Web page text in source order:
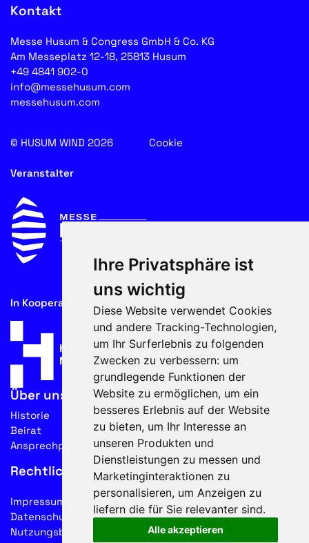
Ihre Privatsphäre ist
uns wichtig
Diese Website verwendet Cookies
und andere Tracking-Technologien,
um Ihr Surferlebnis zu folgenden
Zwecken zu verbessern: um
grundlegende Funktionen der
Website zu ermöglichen, um ein
besseres Erlebnis auf der Website
zu bieten, um Ihr Interesse an
unseren Produkten und
Dienstleistungen zu messen und
Marketinginteraktionen zu
personalisieren, um Anzeigen zu
liefern die für Sie relevanter sind.
Alle akzeptieren
Kontakt
Messe Husum & Congress GmbH & Co. KG
Am Messeplatz 12-18, 25813 Husum
+49 4841 902-0
info@messehusum.com
messehusum.com
© HUSUM WIND 2026 Cookie
Veranstalter
In Kooperation mit
Über uns
Historie
Beirat
Ansprechpartner
Rechtliches
Impressum
Datenschutz
Nutzungsbedingungen